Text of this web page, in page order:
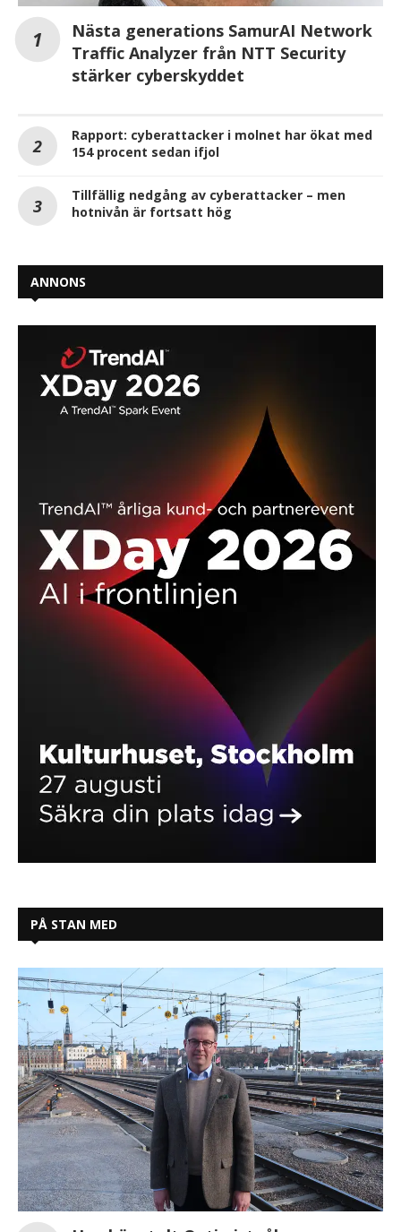
Nästa generations SamurAI Network
Traffic Analyzer från NTT Security
stärker cyberskyddet
Rapport: cyberattacker i molnet har ökat med
154 procent sedan ifjol
Tillfällig nedgång av cyberattacker – men
hotnivån är fortsatt hög
ANNONS
PÅ STAN MED